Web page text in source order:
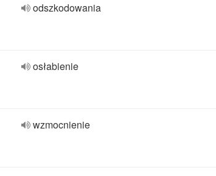
odszkodowania
osłabienie
wzmocnienie